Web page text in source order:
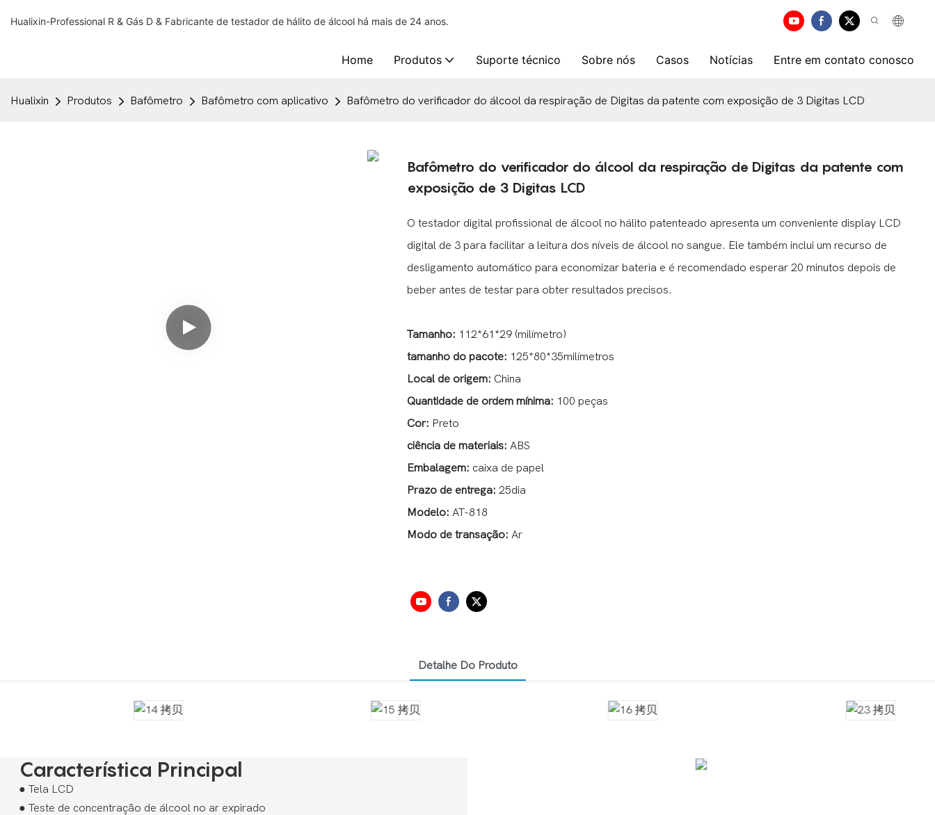
Hualixin-Professional R & Gás D & Fabricante de testador de hálito de álcool há mais de 24 anos.
Home Produtos Suporte técnico Sobre nós Casos Notícias Entre em contato conosco
Hualixin Produtos Bafômetro Bafômetro com aplicativo Bafômetro do verificador do álcool da respiração de Digitas da patente com exposição de 3 Digitas LCD
Bafômetro do verificador do álcool da respiração de Digitas da patente com
exposição de 3 Digitas LCD
O testador digital profissional de álcool no hálito patenteado apresenta um conveniente display LCD
digital de 3 para facilitar a leitura dos níveis de álcool no sangue. Ele também inclui um recurso de
desligamento automático para economizar bateria e é recomendado esperar 20 minutos depois de
beber antes de testar para obter resultados precisos.
Tamanho: 112*61*29 (milímetro)
tamanho do pacote: 125*80*35milímetros
Local de origem: China
Quantidade de ordem mínima: 100 peças
Cor: Preto
ciência de materiais: ABS
Embalagem: caixa de papel
Prazo de entrega: 25dia
Modelo: AT-818
Modo de transação: Ar
Detalhe Do Produto
Característica Principal
● Tela LCD
● Teste de concentração de álcool no ar expirado